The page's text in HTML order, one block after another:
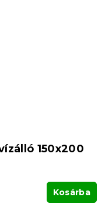
150x200
Kosárba